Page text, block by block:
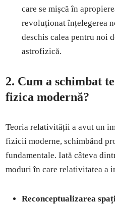
care se mișcă în
revoluționat înțelegerea
deschis calea pentru noi
astrofizică.
2. Cum a schimbat
fizica modernă?
Teoria relativității a avut un
fizicii moderne, schimbând
fundamentale. Iată câteva
moduri în care relativitatea a
Reconceptualizarea